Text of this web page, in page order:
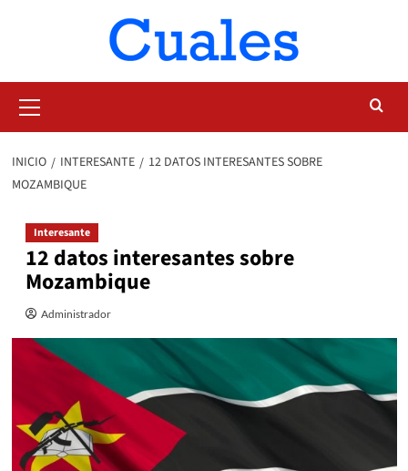
primario
INICIO INTERESANTE
12 DATOS INTERESANTES SOBRE
MOZAMBIQUE
Interesante
12 datos interesantes sobre
Mozambique
Administrador